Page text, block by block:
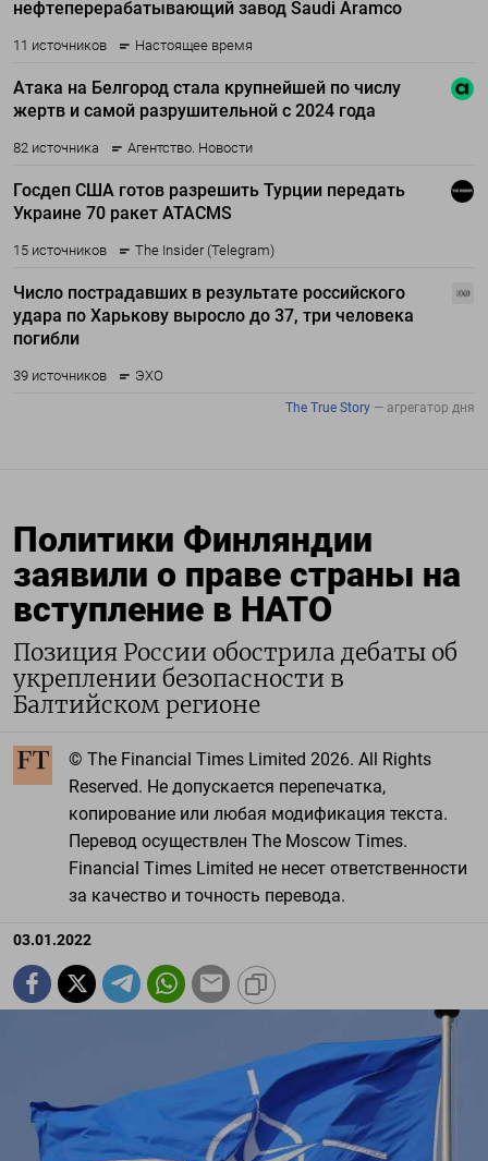
Политики Финляндии
заявили о праве страны на
вступление в НАТО
Позиция России обострила дебаты об
укреплении безопасности в
Балтийском регионе
© The Financial Times Limited 2026. All Rights
Reserved. Не допускается перепечатка,
копирование или любая модификация текста.
Перевод осуществлен The Moscow Times.
Financial Times Limited не несет ответственности
за качество и точность перевода.
03.01.2022